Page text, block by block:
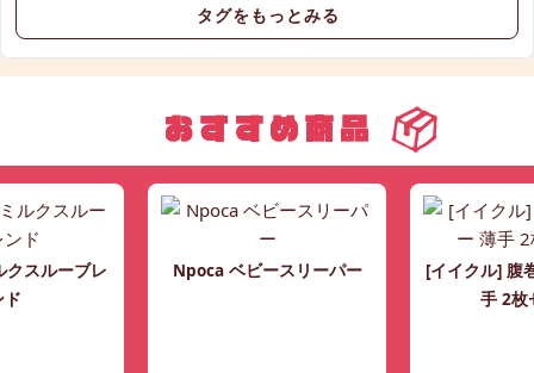
タグをもっとみる
スルーブレ
ド
Npoca ベビースリーパー
[イイクル] 腹
手 2枚